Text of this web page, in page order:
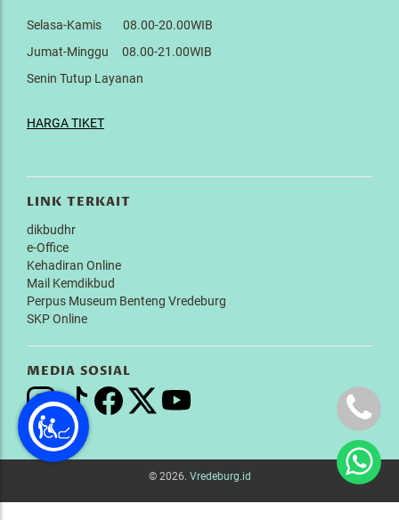
Selasa-Kamis 08.00-20.00WIB
Jumat-Minggu 08.00-21.00WIB
Senin Tutup Layanan
HARGA TIKET
LINK TERKAIT
dikbudhr
e-Office
Kehadiran Online
Mail Kemdikbud
Perpus Museum Benteng Vredeburg
SKP Online
MEDIA SOSIAL
© 2026. Vredeburg.id